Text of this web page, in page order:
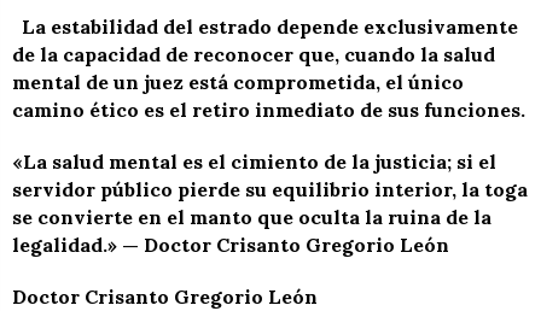
La estabilidad del estrado depende exclusivamente
de la capacidad de reconocer que, cuando la salud
mental de un juez está comprometida, el único
camino ético es el retiro inmediato de sus funciones.
«La salud mental es el cimiento de la justicia; si el
servidor público pierde su equilibrio interior, la toga
se convierte en el manto que oculta la ruina de la
legalidad.» — Doctor Crisanto Gregorio León
Doctor Crisanto Gregorio León